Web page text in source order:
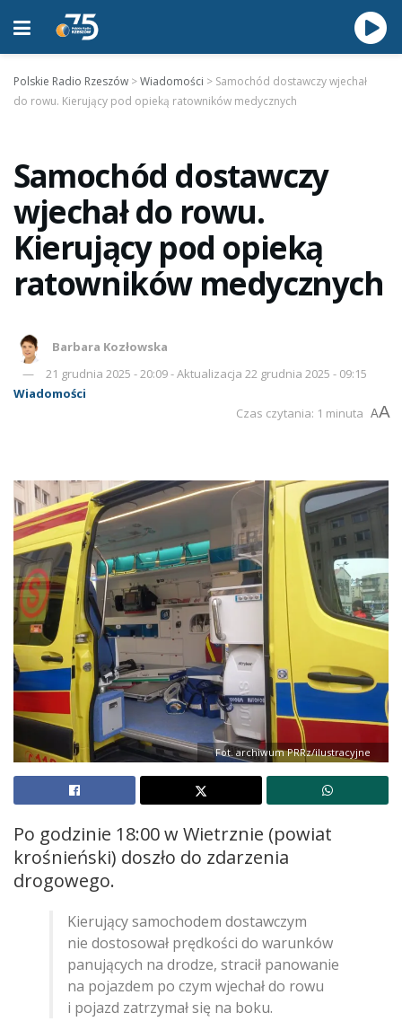
Polskie Radio Rzeszów >Wiadomości > Samochód dostawczy wjechał
do rowu. Kierujący pod opieką ratowników medycznych
Samochód dostawczy
wjechał do rowu.
Kierujący pod opieką
ratowników medycznych
Barbara Kozłowska
21 grudnia 2025 - 20:09 - Aktualizacja 22 grudnia 2025 - 09:15
Wiadomości
Czas czytania: 1 minuta AA
Fot. archiwum PRRz/ilustracyjne
Po godzinie 18:00 w Wietrznie (powiat
krośnieński) doszło do zdarzenia
drogowego.
Kierujący samochodem dostawczym
nie dostosował prędkości do warunków
panujących na drodze, stracił panowanie
na pojazdem po czym wjechał do rowu
i pojazd zatrzymał się na boku.